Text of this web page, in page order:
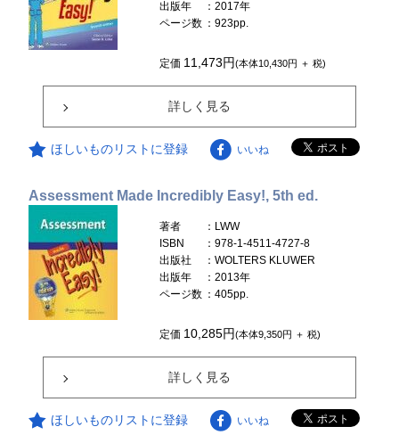
出版年
：2017年
ページ数 ：923pp.
定価 11,473円(本体10,430円 ＋ 税)
詳しく見る
ほしいものリストに登録 いいね
Assessment Made Incredibly Easy!, 5th ed.
著者
：LWW
ISBN
：978-1-4511-4727-8
出版社
：WOLTERS KLUWER
出版年
：2013年
ページ数 ：405pp.
定価 10,285円(本体9,350円 ＋ 税)
詳しく見る
ほしいものリストに登録 いいね